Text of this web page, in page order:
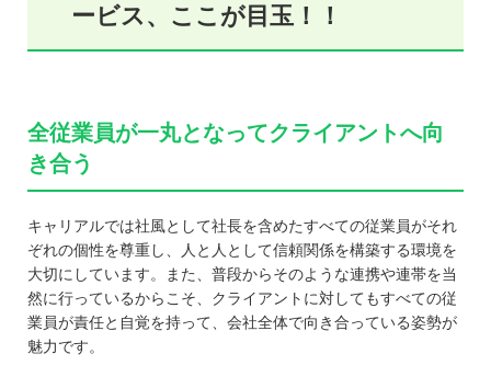
ービス、ここが目玉！！
全従業員が一丸となってクライアントへ向
き合う
キャリアルでは社風として社長を含めたすべての従業員がそれ
ぞれの個性を尊重し、人と人として信頼関係を構築する環境を
大切にしています。また、普段からそのような連携や連帯を当
然に行っているからこそ、クライアントに対してもすべての従
業員が責任と自覚を持って、会社全体で向き合っている姿勢が
魅力です。